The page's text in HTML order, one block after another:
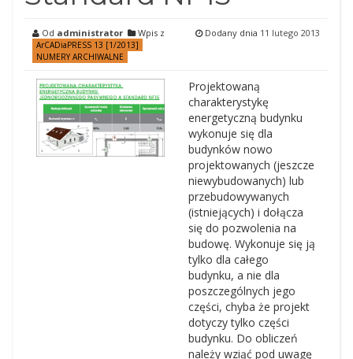
Od administrator Wpis z
ArCADiaPRESS 13 [1/2013]
NUMERY ARCHIWALNE
Dodany dnia 11 lutego 2013
Projektowaną
charakterystykę
energetyczną budynku
wykonuje się dla
budynków nowo
projektowanych (jeszcze
niewybudowanych) lub
przebudowywanych
(istniejących) i dołącza
się do pozwolenia na
budowę. Wykonuje się ją
tylko dla całego
budynku, a nie dla
poszczególnych jego
części, chyba że projekt
dotyczy tylko części
budynku. Do obliczeń
należy wziąć pod uwagę